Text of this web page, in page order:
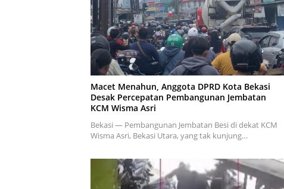
Macet Menahun, Anggota DPRD Kota Bekasi
Desak Percepatan Pembangunan Jembatan
KCM Wisma Asri
Bekasi — Pembangunan Jembatan Besi di dekat KCM
Wisma Asri, Bekasi Utara, yang tak kunjung…